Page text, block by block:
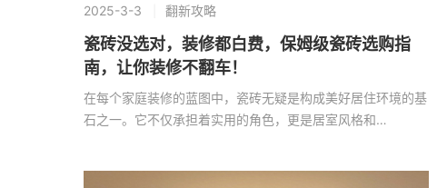
2025-3-3 翻新攻略
瓷砖没选对，装修都白费，保姆级瓷砖选购指
南，让你装修不翻车！
在每个家庭装修的蓝图中，瓷砖无疑是构成美好居住环境的基
石之一。它不仅承担着实用的角色，更是居室风格和…